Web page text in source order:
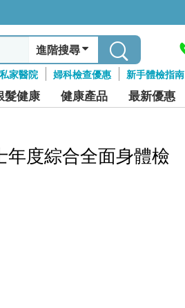
進階搜尋
私家醫院 婦科檢查優惠 新手體檢指南
髮健康 健康產品 最新優惠
年度綜合全面身體檢